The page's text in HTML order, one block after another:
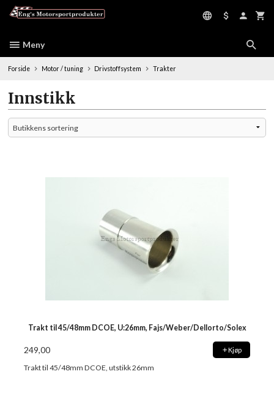
Meny
Forside Motor / tuning Drivstoffsystem Trakter
Innstikk
Trakt til 45/48mm DCOE, U:26mm, Fajs/Weber/Dellorto/Solex
249,00 Kjøp
Trakt til 45/48mm DCOE, utstikk 26mm